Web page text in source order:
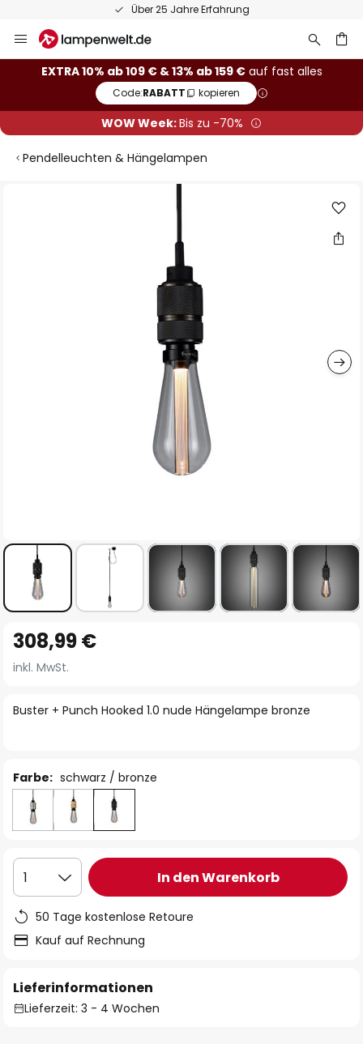
Über 25 Jahre Erfahrung
Inhalt
springen
EXTRA 10% ab 109 € & 13% ab 159 €auf fast alles
Code:RABATT kopieren
WOW Week:Bis zu -70%
Pendelleuchten & Hängelampen
Anfang
der
springen
Buster + Punch Hooked 1.0 nude Hängelampe bronze
308,99 €
inkl. MwSt.
Farbe: schwarz / bronze
1 In den Warenkorb
50 Tage kostenlose Retoure
Kauf auf Rechnung
Lieferinformationen
Lieferzeit: 3 - 4 Wochen